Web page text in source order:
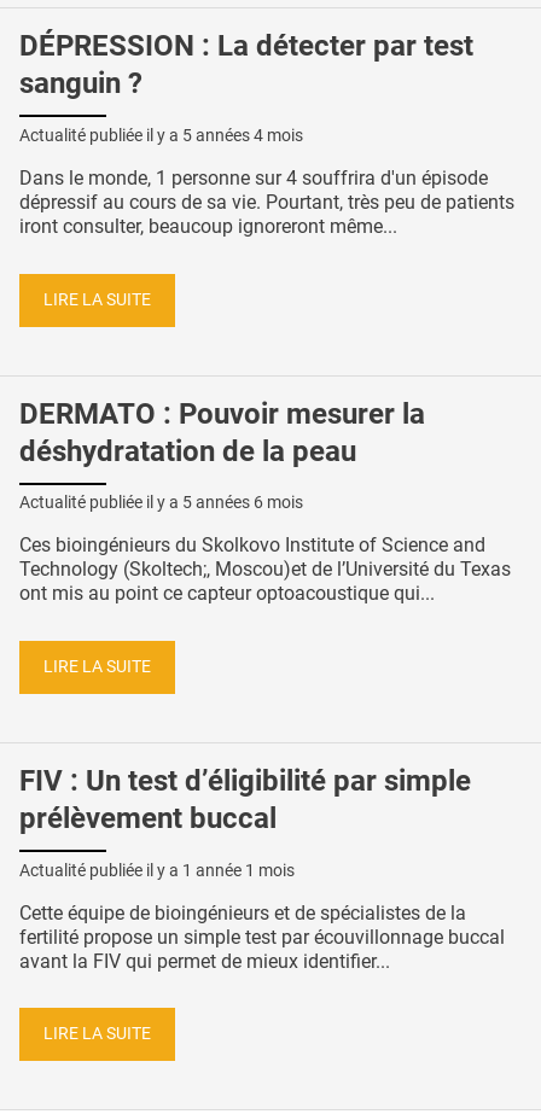
DÉPRESSION : La détecter par test
sanguin ?
Actualité publiée il y a 5 années 4 mois
Dans le monde, 1 personne sur 4 souffrira d'un épisode
dépressif au cours de sa vie. Pourtant, très peu de patients
iront consulter, beaucoup ignoreront même...
LIRE LA SUITE
DERMATO : Pouvoir mesurer la
déshydratation de la peau
Actualité publiée il y a 5 années 6 mois
Ces bioingénieurs du Skolkovo Institute of Science and
Technology (Skoltech;, Moscou)et de l’Université du Texas
ont mis au point ce capteur optoacoustique qui...
LIRE LA SUITE
FIV : Un test d’éligibilité par simple
prélèvement buccal
Actualité publiée il y a 1 année 1 mois
Cette équipe de bioingénieurs et de spécialistes de la
fertilité propose un simple test par écouvillonnage buccal
avant la FIV qui permet de mieux identifier...
LIRE LA SUITE